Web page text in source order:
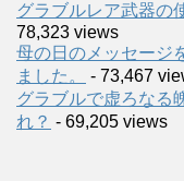
グラブルレア武器の
78,323 views
母の日のメッセージ
ました。
- 73,467
グラブルで虚ろなる
れ？ - 69,205 views